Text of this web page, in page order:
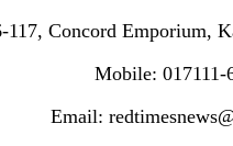
117, Concord Emporium,
Mobile: 017111-
Email: